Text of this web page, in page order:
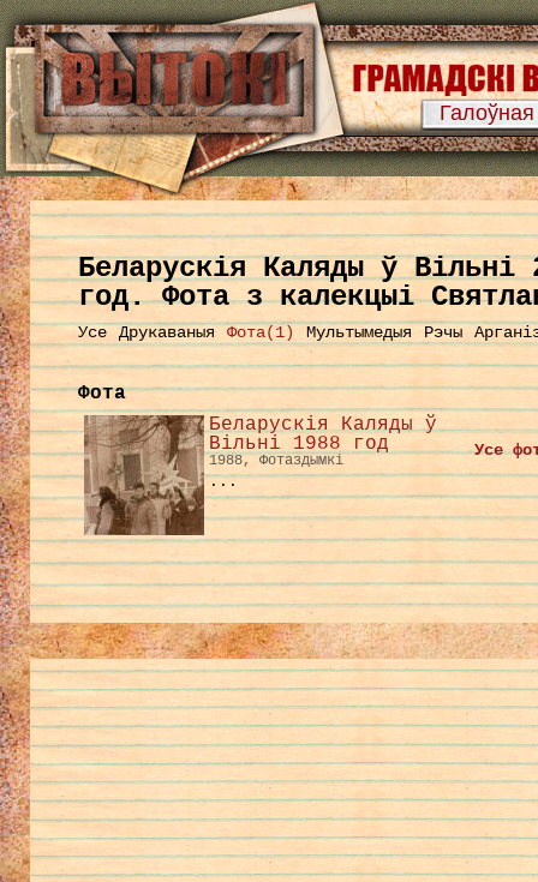
Галоўная
Беларускія Каляды ў Вільні
год. Фота з калекцыі
Усе Друкаваныя Фота(1) Мультымедыя Рэчы
Фота
Беларускія Каляды ў
Вільні 1988 год
1988, Фотаздымкі
...
Усе